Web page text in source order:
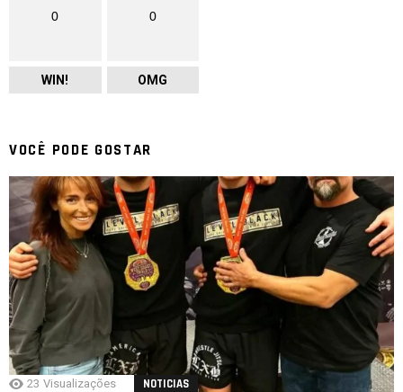
0
WIN!
0
OMG
VOCÊ PODE GOSTAR
23 Visualizações NOTICIAS